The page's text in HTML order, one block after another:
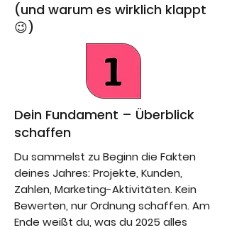
​(und warum es wirklich klappt
😉)
Dein Fundament – Überblick
schaffen
Du sammelst zu Beginn die Fakten
deines Jahres: Projekte, Kunden,
Zahlen, Marketing-Aktivitäten. Kein
Bewerten, nur Ordnung schaffen. Am
Ende weißt du, was du 2025 alles